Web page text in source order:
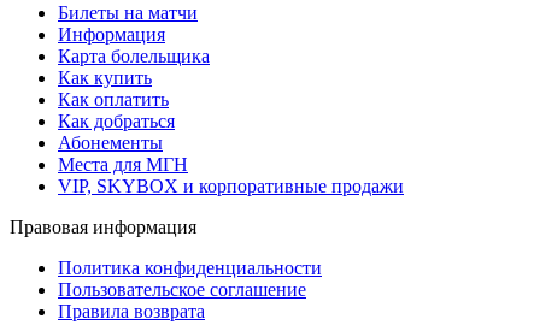
Билеты на матчи
Информация
Карта болельщика
Как купить
Как оплатить
Как добраться
Абонементы
Места для МГН
VIP, SKYBOX и корпоративные продажи
Правовая информация
Политика конфиденциальности
Пользовательское соглашение
Правила возврата